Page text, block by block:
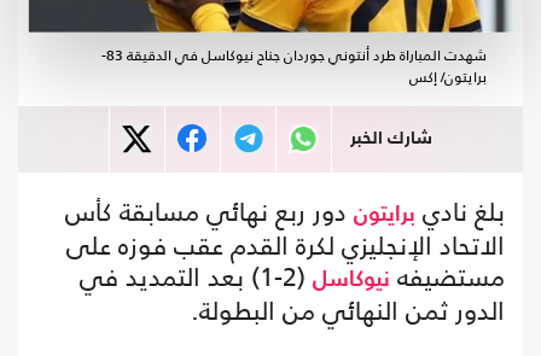
شهدت المباراة طرد أنتوني جوردان جناح نيوكاسل في الدقيقة 83-
برايتون/ إكس
شارك الخبر
بلغ نادي برايتون دور ربع نهائي مسابقة كأس
الاتحاد الإنجليزي لكرة القدم عقب فوزه على
مستضيفه نيوكاسل
(2-1) بعد التمديد في
الدور ثمن النهائي من البطولة.